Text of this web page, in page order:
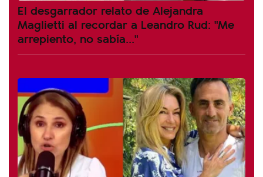
El desgarrador relato de Alejandra
Maglietti al recordar a Leandro Rud: "Me
arrepiento, no sabía..."